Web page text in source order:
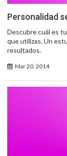
Personalidad
Descubre cuál es
que utilizas. Un
resultados.
Mar 20, 2014